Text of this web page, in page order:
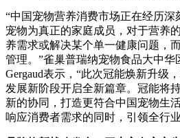
“中国宠物营养消费市场正在经历
宠物为真正的家庭成员，对于营养
养需求或解决某个单一健康问题，
管理。”雀巢普瑞纳宠物食品大中华
Gergaud表示，“此次冠能焕新升级
发展新阶段开启全新篇章。冠能将
新的协同，打造更符合中国宠物生
响应消费者需求的同时，引领全行